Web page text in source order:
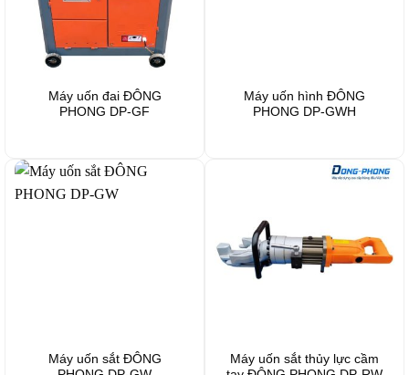
Máy uốn đai ĐÔNG
PHONG DP-GF
Máy uốn hình ĐÔNG
PHONG DP-GWH
Máy uốn sắt ĐÔNG
Máy uốn sắt thủy lực cầm